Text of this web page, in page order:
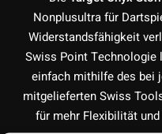
Nonplusultra für
Widerstandsfähigkeit
Swiss Point Technologie
einfach mithilfe des bei
mitgelieferten Swiss
für mehr Flexibilität